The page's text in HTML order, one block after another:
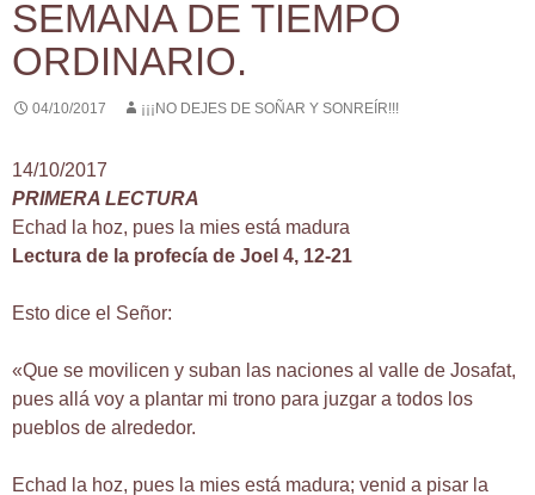
SEMANA DE TIEMPO
ORDINARIO.
04/10/2017 ¡¡¡NO DEJES DE SOÑAR Y SONREÍR!!!
14/10/2017
PRIMERA LECTURA
Echad la hoz, pues la mies está madura
Lectura de la profecía de Joel 4, 12-21
Esto dice el Señor:
«Que se movilicen y suban las naciones al valle de Josafat,
pues allá voy a plantar mi trono para juzgar a todos los
pueblos de alrededor.
Echad la hoz, pues la mies está madura; venid a pisar la